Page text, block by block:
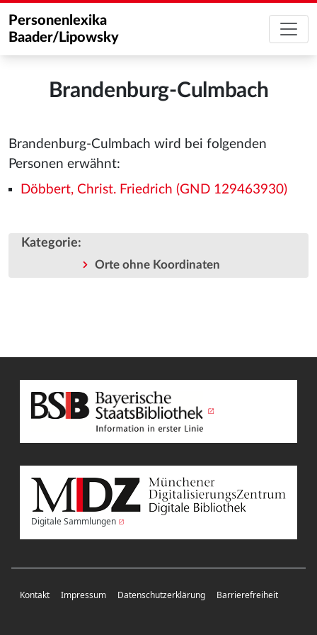
Personenlexika
Baader/Lipowsky
Brandenburg-Culmbach
Brandenburg-Culmbach wird bei folgenden
Personen erwähnt:
Döbbert, Christ. Friedrich (GND 129463930)
Kategorie:
Orte ohne Koordinaten
Digitale Sammlungen
Kontakt Impressum Datenschutzerklärung Barrierefreiheit